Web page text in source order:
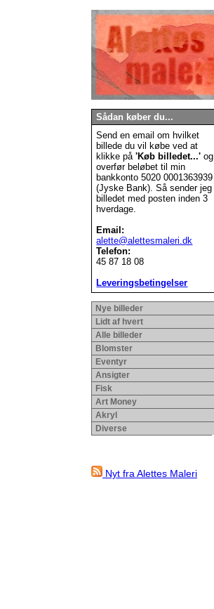
Sådan køber du...
Send en email om hvilket
billede du vil købe ved at
klikke på'Køb billedet...' og
overfør beløbet til min
bankkonto5020 0001363939
(Jyske Bank). Så sender jeg
billedet med posten inden 3
hverdage.
Email:
alette@alettesmaleri.dk
Telefon:
45 87 18 08
Leveringsbetingelser
Nye billeder
Lidt af hvert
Alle billeder
Blomster
Eventyr
Ansigter
Fisk
Art Money
Akryl
Diverse
Nyt fra Alettes Maleri